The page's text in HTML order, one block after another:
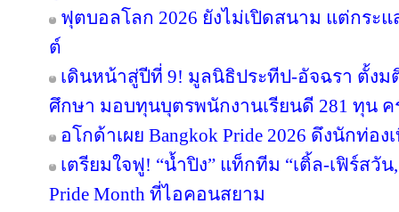
ฟุตบอลโลก 2026 ยังไม่เปิดสนาม แต่กระ
ต์
เดินหน้าสู่ปีที่ 9! มูลนิธิประทีป-อัจฉรา ตั้งม
ศึกษา มอบทุนบุตรพนักงานเรียนดี 281 ทุน
อโกด้าเผย Bangkok Pride 2026 ดึงนักท่อ
เตรียมใจฟู! “น้ำปิง” แท็กทีม “เติ้ล-เฟิร์ส
Pride Month ที่ไอคอนสยาม